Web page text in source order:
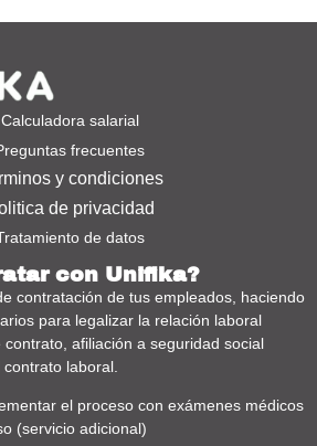
Calculadora salarial
frecuentes
y condiciones
de privacidad
de datos
con Unifika?
contratación de tus empleados, haciendo
para legalizar la relación laboral
afiliación a seguridad social
laboral.
el proceso con exámenes médicos
(servicio adicional)